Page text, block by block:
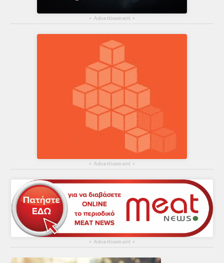
▴ Advertisement ▴
▴ Advertisement ▴
▴ Advertisement ▴